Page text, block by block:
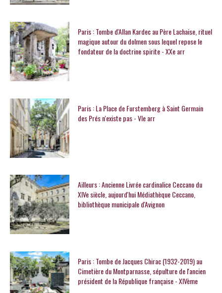
Paris : Tombe d'Allan Kardec au Père Lachaise, rituel
magique autour du dolmen sous lequel repose le
fondateur de la doctrine spirite - XXe arr
Paris : La Place de Furstemberg à Saint Germain
des Prés n'existe pas - VIe arr
Ailleurs : Ancienne Livrée cardinalice Ceccano du
XIVe siècle, aujourd'hui Médiathèque Ceccano,
bibliothèque municipale d'Avignon
Paris : Tombe de Jacques Chirac (1932-2019) au
Cimetière du Montparnasse, sépulture de l'ancien
président de la République française - XIVème